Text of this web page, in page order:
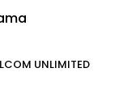
UNLIMITED